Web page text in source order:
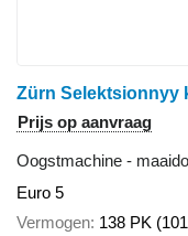
Zürn Selektsionnyy
Prijs op aanvraag
Oogstmachine -
Euro 5
Vermogen 138 PK